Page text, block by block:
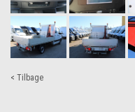
< Tilbage